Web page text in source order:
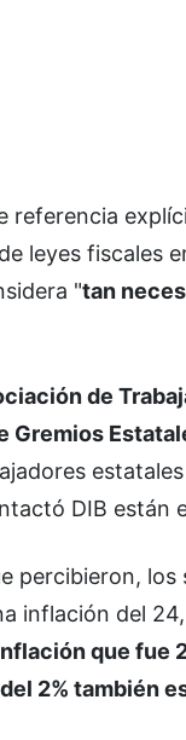
referencia
leyes fiscales
"tan
de
Gremios
DIB están
percibieron,
inflación del
que fue
2% también